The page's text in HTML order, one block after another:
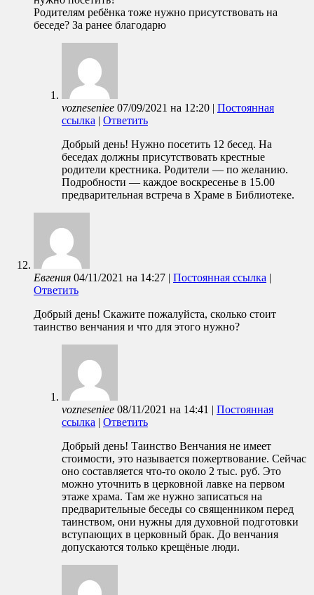
Родителям ребёнка тоже нужно присутствовать на
беседе? За ранее благодарю
vozneseniee 07/09/2021 на 12:20 | Постоянная
ссылка | Ответить
Добрый день! Нужно посетить 12 бесед. На
беседах должны присутствовать крестные
родители крестника. Родители — по желанию.
Подробности — каждое воскресенье в 15.00
предварительная встреча в Храме в Библиотеке.
Евгения 04/11/2021 на 14:27 | Постоянная ссылка |
Ответить
Добрый день! Скажите пожалуйста, сколько стоит
таинство венчания и что для этого нужно?
vozneseniee 08/11/2021 на 14:41 | Постоянная
ссылка | Ответить
Добрый день! Таинство Венчания не имеет
стоимости, это называется пожертвование. Сейчас
оно составляется что-то около 2 тыс. руб. Это
можно уточнить в церковной лавке на первом
этаже храма. Там же нужно записаться на
предварительные беседы со священником перед
таинством, они нужны для духовной подготовки
вступающих в церковный брак. До венчания
допускаются только крещёные люди.